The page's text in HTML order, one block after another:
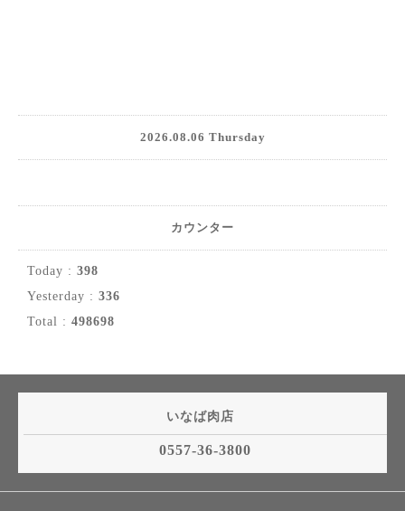
2026.08.06 Thursday
カウンター
Today : 398
Yesterday : 336
Total : 498698
いなば肉店
0557-36-3800